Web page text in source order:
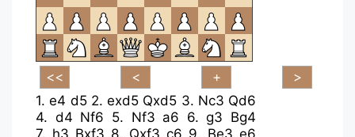
1.e4 d5 2. exd5 Qxd5 3. Nc3 Qd6
4. d4 Nf6 5. Nf3 a6 6.g3 Bg4
7. h3 Bxf3 8. Qxf3 c6 9. Be3 e6